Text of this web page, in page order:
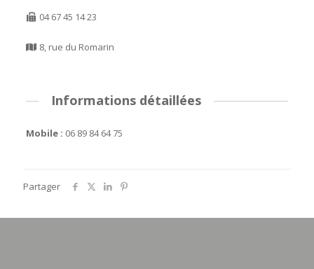
04 67 45 14 23
8, rue du Romarin
Informations détaillées
Mobile : 06 89 84 64 75
Partager